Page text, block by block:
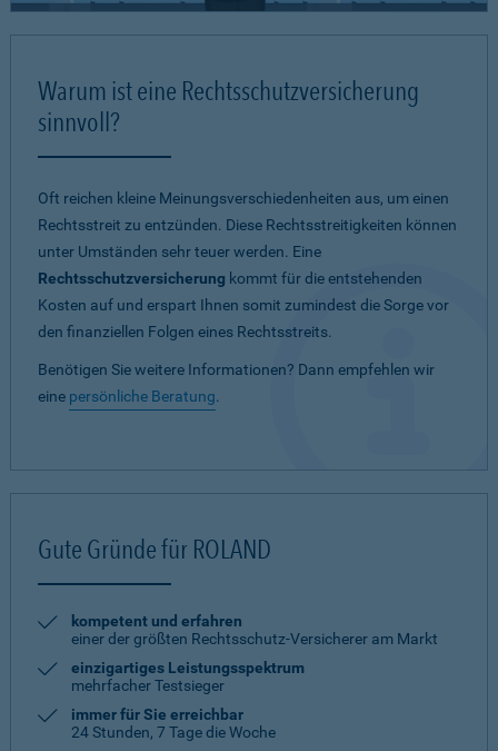
Warum ist eine Rechtsschutzversicherung
sinnvoll?
Oft reichen kleine Meinungsverschiedenheiten aus, um einen
Rechtsstreit zu entzünden. Diese Rechtsstreitigkeiten können
unter Umständen sehr teuer werden. Eine
Rechtsschutzversicherung kommt für die entstehenden
Kosten auf und erspart Ihnen somit zumindest die Sorge vor
den finanziellen Folgen eines Rechtsstreits.
Benötigen Sie weitere Informationen? Dann empfehlen wir
eine persönliche Beratung.
Gute Gründe für ROLAND
kompetent und erfahren
einer der größten Rechtsschutz-Versicherer am Markt
einzigartiges Leistungsspektrum
mehrfacher Testsieger
immer für Sie erreichbar
24 Stunden, 7 Tage die Woche